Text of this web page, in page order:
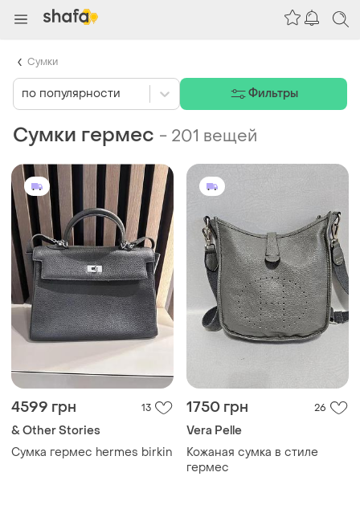
Сумки гермес - 201 вещей
4599 грн 13
& Other Stories
Сумка гермес hermes birkin
1750 грн 26
Vera Pelle
Кожаная сумка в стиле
гермес
по популярности Фильтры
Сумки